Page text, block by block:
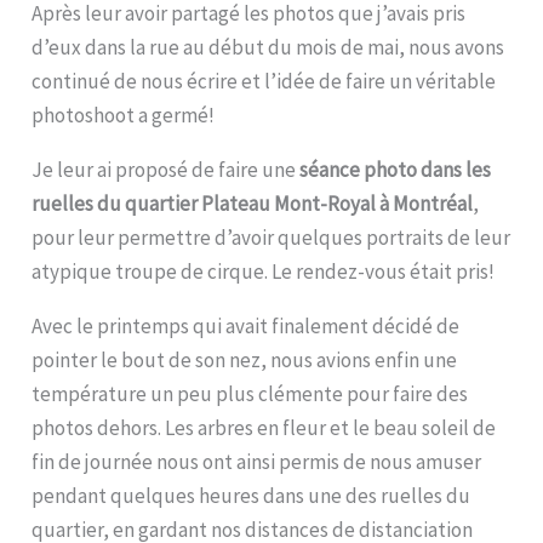
Après leur avoir partagé les photos que j’avais pris
d’eux dans la rue au début du mois de mai, nous avons
continué de nous écrire et l’idée de faire un véritable
photoshoot a germé!
Je leur ai proposé de faire uneséance photo dans les
ruelles du quartier Plateau Mont-Royal à Montréal,
pour leur permettre d’avoir quelques portraits de leur
atypique troupe de cirque. Le rendez-vous était pris!
Avec le printemps qui avait finalement décidé de
pointer le bout de son nez, nous avions enfin une
température un peu plus clémente pour faire des
photos dehors. Les arbres en fleur et le beau soleil de
fin de journée nous ont ainsi permis de nous amuser
pendant quelques heures dans une des ruelles du
quartier, en gardant nos distances de distanciation